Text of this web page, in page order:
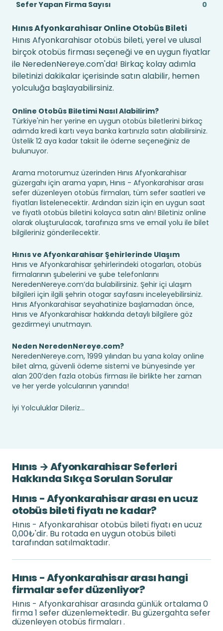
Sefer Yapan Firma Sayısı
0
Hınıs Afyonkarahisar Online Otobüs Bileti
Hınıs Afyonkarahisar otobüs bileti, yerel ve ulusal
birçok otobüs firması seçeneği ve en uygun fiyatlar
ile NeredenNereye.com'da! Birkaç kolay adımla
biletinizi dakikalar içerisinde satın alabilir, hemen
yolculuğa başlayabilirsiniz.
Online Otobüs Biletimi Nasıl Alabilirim?
Türkiye'nin her yerine en uygun otobüs biletlerini birkaç
adımda kredi kartı veya banka kartınızla satın alabilirsiniz.
Üstelik 12 aya kadar taksit ile ödeme seçeneğiniz de
bulunuyor.
Arama motorumuz üzerinden Hınıs Afyonkarahisar
güzergahı için arama yapın, Hınıs - Afyonkarahisar arası
sefer düzenleyen otobüs firmaları, tüm sefer saatleri ve
fiyatları listelenecektir. Ardından sizin için en uygun saat
ve fiyatlı otobüs biletini kolayca satın alın! Biletiniz online
olarak oluşturulacak, tarafınıza sms ve email yolu ile bilet
bilgileriniz gönderilecektir.
Hınıs ve Afyonkarahisar Şehirlerinde Ulaşım
Hınıs ve Afyonkarahisar şehirlerindeki otogarları, otobüs
firmalarının şubelerini ve şube telefonlarını
NeredenNereye.com’da bulabilirsiniz. Şehir içi ulaşım
bilgileri için ilgili şehrin otogar sayfasını inceleyebilirsiniz.
Hınıs Afyonkarahisar seyahatinize başlamadan önce,
Hınıs ve Afyonkarahisar hakkında detaylı bilgilere göz
gezdirmeyi unutmayın.
Neden NeredenNereye.com?
NeredenNereye.com, 1999 yılından bu yana kolay online
bilet alma, güvenli ödeme sistemi ve bünyesinde yer
alan 200’den fazla otobüs firması ile birlikte her zaman
ve her yerde yolcularının yanında!
İyi Yolculuklar Dileriz...
Hınıs → Afyonkarahisar Seferleri
Hakkında Sıkça Sorulan Sorular
Hınıs - Afyonkarahisar arası en ucuz
otobüs bileti fiyatı ne kadar?
Hınıs - Afyonkarahisar otobüs bileti fiyatı en ucuz
0,00₺'dir. Bu rotada en uygun otobüs bileti
tarafından satılmaktadır.
Hınıs - Afyonkarahisar arası hangi
firmalar sefer düzenliyor?
Hınıs - Afyonkarahisar arasında günlük ortalama 0
firma 1 sefer düzenlemektedir. Bu güzergahta sefer
düzenleyen otobüs firmaları .